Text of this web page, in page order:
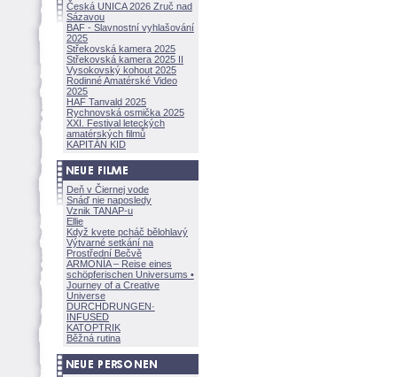
Česká UNICA 2026 Zruč nad
Sázavou
BAF - Slavnostní vyhlašování
2025
Střekovská kamera 2025
Střekovská kamera 2025 II
Vysokovský kohout 2025
Rodinné Amatérské Video
2025
HAF Tanvald 2025
Rychnovská osmička 2025
XXI. Festival leteckých
amatérských filmů
KAPITÁN KID
Deň v Čiernej vode
Snáď nie naposledy
Vznik TANAP-u
Ellie
Když kvete pcháč bělohlavý
Výtvarné setkání na
Prostřední Bečvě
ARMONÍA – Reise eines
schöpferischen Universums •
Journey of a Creative
Universe
DURCHDRUNGEN·
INFUSED
KATOPTRIK
Běžná rutina